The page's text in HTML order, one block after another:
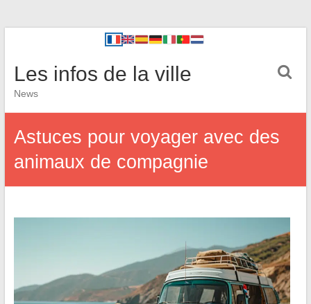
Les infos de la ville
News
Astuces pour voyager avec des
animaux de compagnie